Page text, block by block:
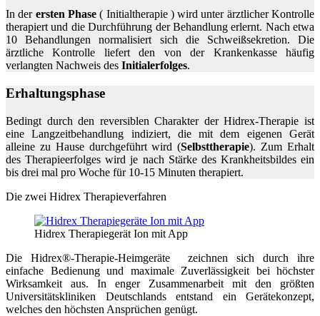
In der ersten Phase( Initialtherapie ) wird unter ärztlicher Kontrolle
therapiert und die Durchführung der Behandlung erlernt. Nach etwa
10 Behandlungen normalisiert sich die Schweißsekretion. Die
ärztliche Kontrolle liefert den von der Krankenkasse häufig
verlangten Nachweis des Initialerfolges.
Erhaltungsphase
Bedingt durch den reversiblen Charakter der Hidrex-Therapie ist
eine Langzeitbehandlung indiziert, die mit dem eigenen Gerät
alleine zu Hause durchgeführt wird (Selbsttherapie). Zum Erhalt
des Therapieerfolges wird je nach Stärke des Krankheitsbildes ein
bis drei mal pro Woche für 10-15 Minuten therapiert.
Die zwei Hidrex Therapieverfahren
Hidrex Therapiegerät Ion mit App
Die Hidrex®-Therapie-Heimgeräte zeichnen sich durch ihre
einfache Bedienung und maximale Zuverlässigkeit bei höchster
Wirksamkeit aus. In enger Zusammenarbeit mit den größten
Universitätskliniken Deutschlands entstand ein Gerätekonzept,
welches den höchsten Ansprüchen genügt.